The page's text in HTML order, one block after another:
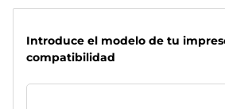
Introduce el modelo de tu
compatibilidad